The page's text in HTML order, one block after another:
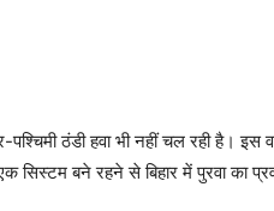
पश्चिमी ठंडी हवा भी नहीं चल रही है।
सिस्टम बने रहने से बिहार में पुरवा का